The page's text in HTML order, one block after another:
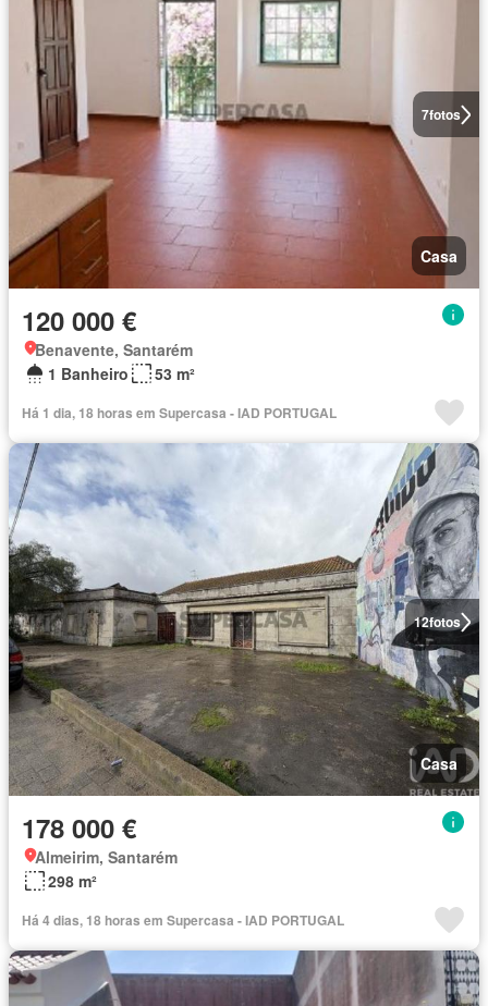
7fotos
Casa
120 000 €
Benavente, Santarém
1 Banheiro
53 m²
Há 1 dia, 18 horas em Supercasa - IAD PORTUGAL
12fotos
Casa
178 000 €
Almeirim, Santarém
298 m²
Há 4 dias, 18 horas em Supercasa - IAD PORTUGAL